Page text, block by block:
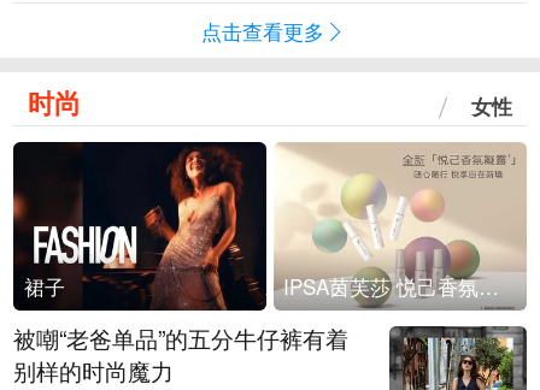
点击查看更多
时尚 女性
裙子 IPSA茵芙莎 悦己香氛凝露上市
被嘲“老爸单品”的五分牛仔裤有着
别样的时尚魔力